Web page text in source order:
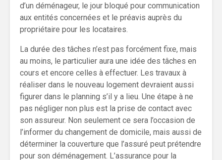
d’un déménageur, le jour bloqué pour communication
aux entités concernées et le préavis auprès du
propriétaire pour les locataires.
La durée des tâches n’est pas forcément fixe, mais
au moins, le particulier aura une idée des tâches en
cours et encore celles à effectuer. Les travaux à
réaliser dans le nouveau logement devraient aussi
figurer dans le planning s’il y a lieu. Une étape à ne
pas négliger non plus est la prise de contact avec
son assureur. Non seulement ce sera l’occasion de
l’informer du changement de domicile, mais aussi de
déterminer la couverture que l’assuré peut prétendre
pour son déménagement. L’assurance pour la